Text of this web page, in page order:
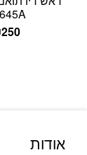
250
אודות